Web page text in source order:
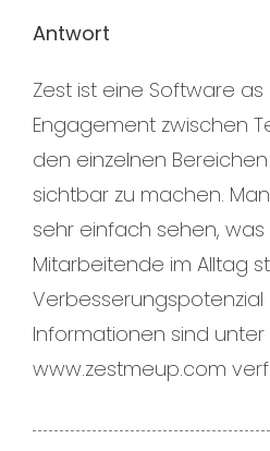
Antwort
Zest ist eine Software as
Engagement zwischen
den einzelnen
sichtbar zu machen.
sehr einfach sehen,
Mitarbeitende im Alltag
Verbesserungspotenzial
Informationen sind unter
www.zestmeup.com